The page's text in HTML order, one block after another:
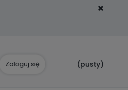
(pusty)
Zaloguj się